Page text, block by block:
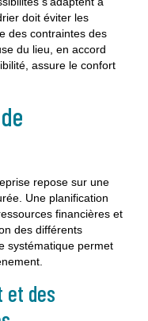
doit éviter les
des contraintes des
du lieu, en accord
assure le confort
repose sur une
Une planification
financières et
des différents
systématique permet
et des